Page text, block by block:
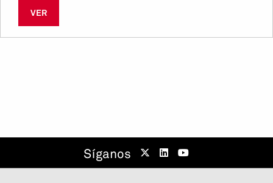
VER
Síganos